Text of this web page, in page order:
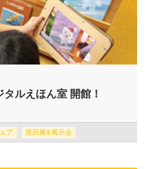
ルえほん室 開館！
ア 巡回展&展示会